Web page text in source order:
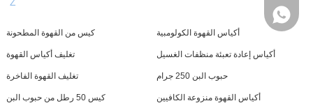
كيس من القهوة المطحونة أكياس القهوة الكولومبية
تغليف أكياس القهوة أكياس إعادة تعبئة منظفات الغسيل
تغليف القهوة الفاخرة حبوب البن 250 جرام
كيس 50 رطل من حبوب البن أكياس القهوة منزوعة الكافيين